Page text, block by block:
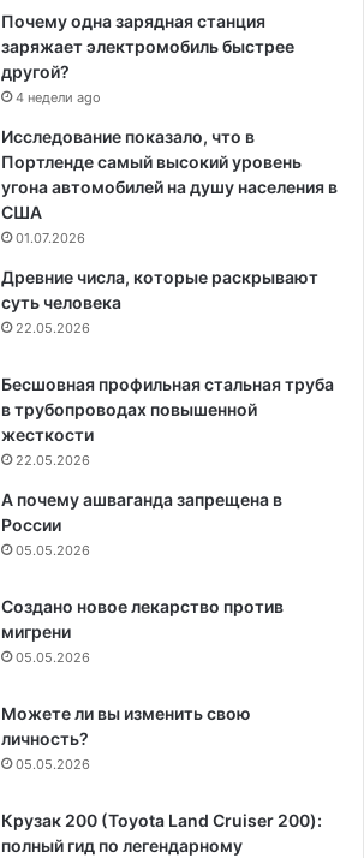
Почему одна зарядная станция
заряжает электромобиль быстрее
другой?
4 недели ago
Исследование показало, что в
Портленде самый высокий уровень
угона автомобилей на душу населения в
США
01.07.2026
Древние числа, которые раскрывают
суть человека
22.05.2026
Бесшовная профильная стальная труба
в трубопроводах повышенной
жесткости
22.05.2026
А почему ашваганда запрещена в
России
05.05.2026
Создано новое лекарство против
мигрени
05.05.2026
Можете ли вы изменить свою
личность?
05.05.2026
Крузак 200 (Toyota Land Cruiser 200):
полный гид по легендарному